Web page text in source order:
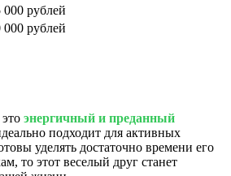
000 рублей
000 рублей
энергичный и преданный
подходит для активных
уделять достаточно времени его
то этот веселый друг станет